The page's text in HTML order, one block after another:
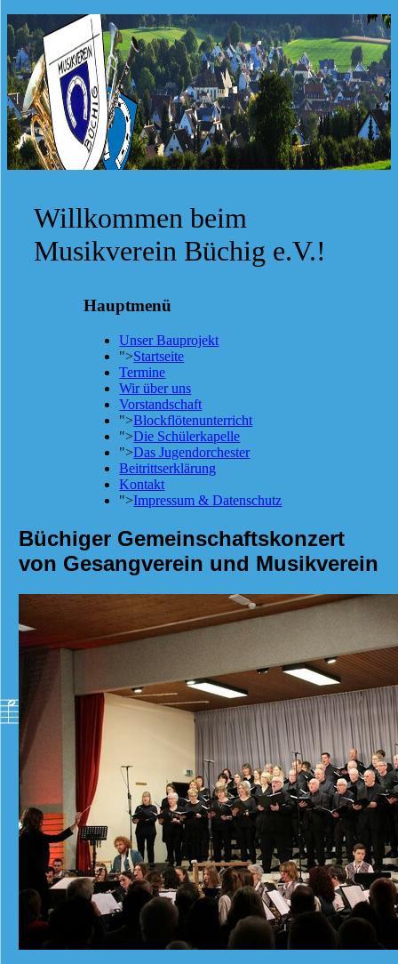
Willkommen beim
Musikverein Büchig e.V.!
Hauptmenü
Unser Bauprojekt
">Startseite
Termine
Wir über uns
Vorstandschaft
">Blockflötenunterricht
">Die Schülerkapelle
">Das Jugendorchester
Beitrittserklärung
Kontakt
">Impressum & Datenschutz
Büchiger Gemeinschaftskonzert
von Gesangverein und Musikverein